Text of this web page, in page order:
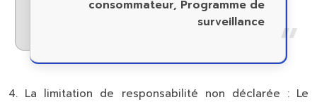
consommateur, Programme de
surveillance
4. La limitation de responsabilité non déclarée :Le